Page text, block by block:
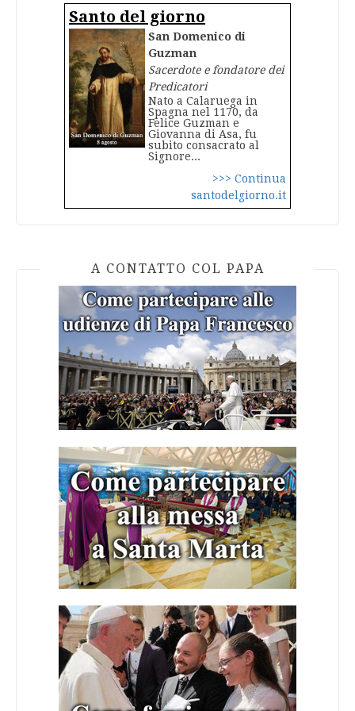
Santo del giorno
San Domenico di
Guzman
Sacerdote e fondatore dei
Predicatori
Nato a Calaruega in
Spagna nel 1170, da
Felice Guzman e
Giovanna di Asa, fu
subito consacrato al
Signore...
>>> Continua
santodelgiorno.it
A CONTATTO COL PAPA